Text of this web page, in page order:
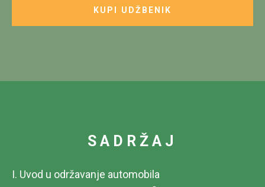
KUPI UDŽBENIK
SADRŽAJ
I. Uvod u održavanje automobila